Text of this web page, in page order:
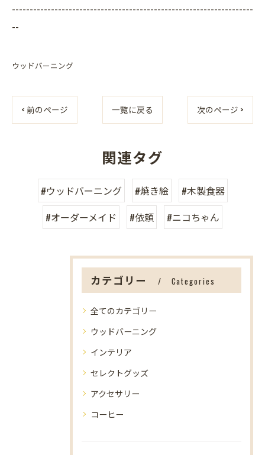
--------------------------------------------------------------------
--
ウッドバーニング
< 前のページ 一覧に戻る 次のページ >
関連タグ
#ウッドバーニング #焼き絵
#木製食器
#オーダーメイド
#依頼 #ニコちゃん
カテゴリー Categories
全てのカテゴリー
ウッドバーニング
インテリア
セレクトグッズ
アクセサリー
コーヒー